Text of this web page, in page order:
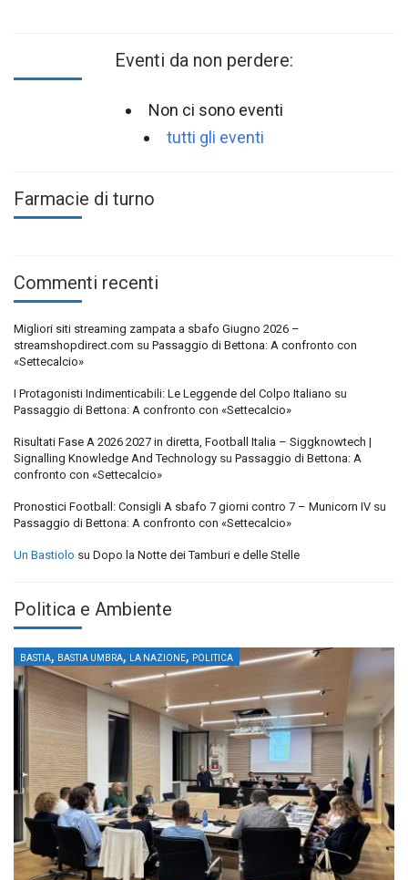
Eventi da non perdere:
Non ci sono eventi
tutti gli eventi
Farmacie di turno
Commenti recenti
Migliori siti streaming zampata a sbafo Giugno 2026 –
streamshopdirect.com su Passaggio di Bettona: A confronto con
«Settecalcio»
I Protagonisti Indimenticabili: Le Leggende del Colpo Italiano su
Passaggio di Bettona: A confronto con «Settecalcio»
Risultati Fase A 2026 2027 in diretta, Football Italia – Siggknowtech |
Signalling Knowledge And Technology su Passaggio di Bettona: A
confronto con «Settecalcio»
Pronostici Football: Consigli A sbafo 7 giorni contro 7 – Municorn IV su
Passaggio di Bettona: A confronto con «Settecalcio»
Un Bastiolo su Dopo la Notte dei Tamburi e delle Stelle
Politica e Ambiente
BASTIA, BASTIA UMBRA, LA NAZIONE, POLITICA